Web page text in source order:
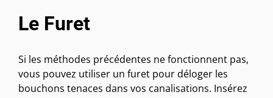
Le Furet
Si les méthodes précédentes ne fonctionnent pas,
vous pouvez utiliser un furet pour déloger les
bouchons tenaces dans vos canalisations. Insérez